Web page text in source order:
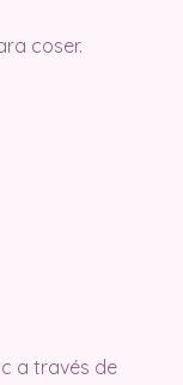
coser.
a través de